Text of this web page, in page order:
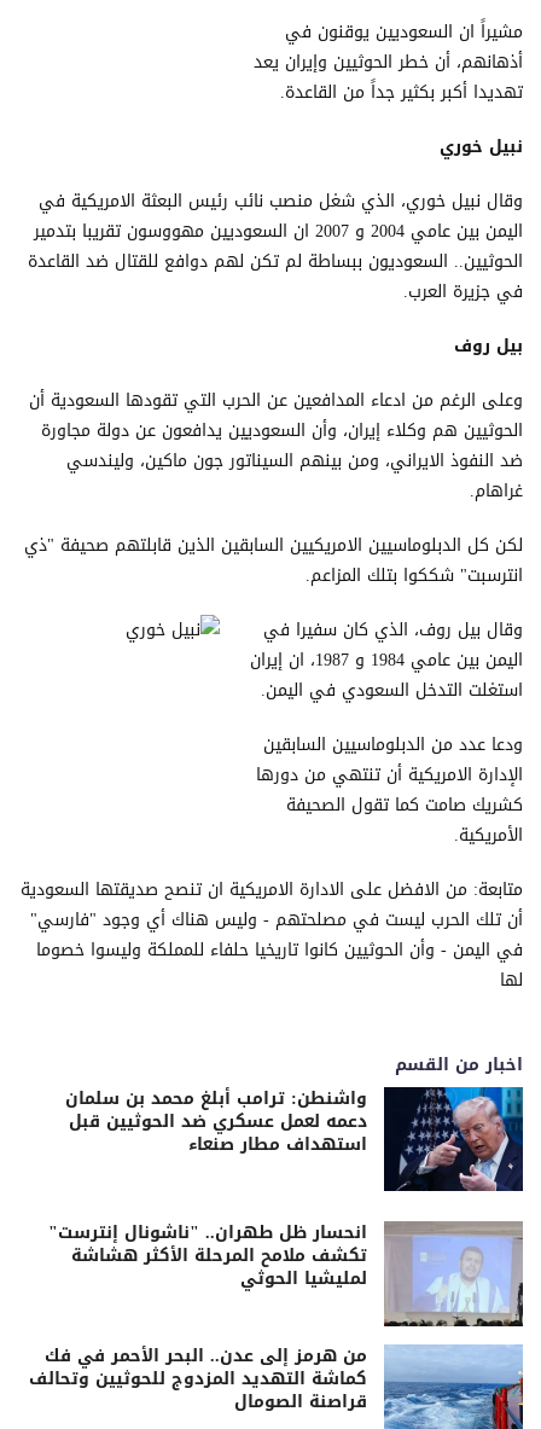
مشيراً ان السعوديين يوقنون في
أذهانهم، أن خطر الحوثيين وإيران يعد
تهديدا أكبر بكثير جداً من القاعدة.
نبيل خوري
وقال نبيل خوري، الذي شغل منصب نائب رئيس البعثة الامريكية في
اليمن بين عامي 2004 و 2007 ان السعوديين مهووسون تقريبا بتدمير
الحوثيين.. السعوديون ببساطة لم تكن لهم دوافع للقتال ضد القاعدة
في جزيرة العرب.
بيل روف
وعلى الرغم من ادعاء المدافعين عن الحرب التي تقودها السعودية أن
الحوثيين هم وكلاء إيران، وأن السعوديين يدافعون عن دولة مجاورة
ضد النفوذ الايراني، ومن بينهم السيناتور جون ماكين، وليندسي
غراهام.
لكن كل الدبلوماسيين الامريكيين السابقين الذين قابلتهم صحيفة "ذي
انترسبت" شككوا بتلك المزاعم.
وقال بيل روف، الذي كان سفيرا في
اليمن بين عامي 1984 و 1987، ان إيران
استغلت التدخل السعودي في اليمن.
ودعا عدد من الدبلوماسيين السابقين
الإدارة الامريكية أن تنتهي من دورها
كشريك صامت كما تقول الصحيفة
الأمريكية.
متابعة: من الافضل على الادارة الامريكية ان تنصح صديقتها السعودية
أن تلك الحرب ليست في مصلحتهم - وليس هناك أي وجود "فارسي"
في اليمن - وأن الحوثيين كانوا تاريخيا حلفاء للمملكة وليسوا خصوما
لها
اخبار من القسم
واشنطن: ترامب أبلغ محمد بن سلمان
دعمه لعمل عسكري ضد الحوثيين قبل
استهداف مطار صنعاء
انحسار ظل طهران.. "ناشونال إنترست"
تكشف ملامح المرحلة الأكثر هشاشة
لمليشيا الحوثي
من هرمز إلى عدن.. البحر الأحمر في فك
كماشة التهديد المزدوج للحوثيين وتحالف
قراصنة الصومال